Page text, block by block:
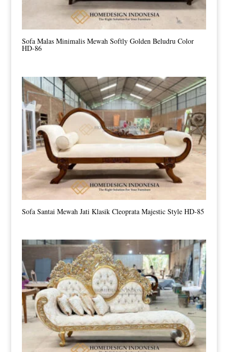
Sofa Malas Minimalis Mewah Softly Golden Beludru Color
HD-86
Sofa Santai Mewah Jati Klasik Cleoprata Majestic Style HD-85